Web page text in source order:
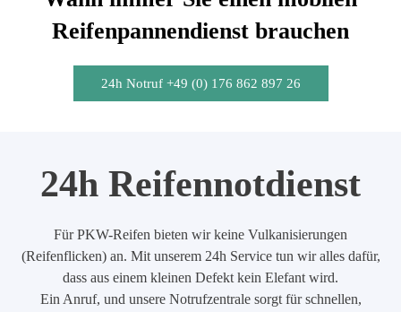
Reifenpannendienst brauchen
24h Notruf +49 (0) 176 862 897 26
24h Reifennotdienst
Für PKW-Reifen bieten wir keine Vulkanisierungen
(Reifenflicken) an. Mit unserem 24h Service tun wir alles dafür,
dass aus einem kleinen Defekt kein Elefant wird.
Ein Anruf, und unsere Notrufzentrale sorgt für schnellen,